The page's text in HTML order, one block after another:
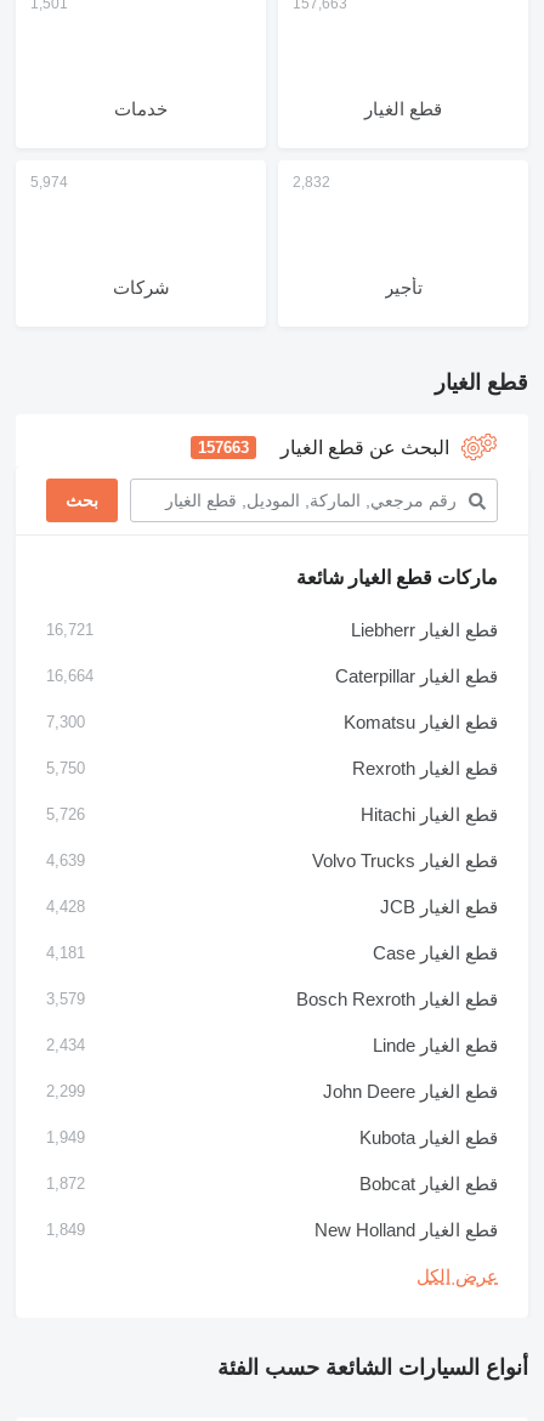
قطع الغيار خدمات
تأجير شركات
قطع الغيار
البحث عن قطع الغيار 157663
ماركات قطع الغيار شائعة
قطع الغيار Liebherr 16,721
قطع الغيار Caterpillar 16,664
قطع الغيار Komatsu 7,300
قطع الغيار Rexroth 5,750
قطع الغيار Hitachi 5,726
قطع الغيار Volvo Trucks 4,639
قطع الغيار JCB 4,428
قطع الغيار Case 4,181
قطع الغيار Bosch Rexroth 3,579
قطع الغيار Linde 2,434
قطع الغيار John Deere 2,299
قطع الغيار Kubota 1,949
قطع الغيار Bobcat 1,872
قطع الغيار New Holland 1,849
عرض الكل
أنواع السيارات الشائعة حسب الفئة